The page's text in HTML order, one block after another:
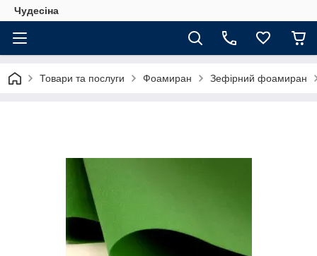
Чудесіна
Товари та послуги Фоамиран Зефірний фоамиран